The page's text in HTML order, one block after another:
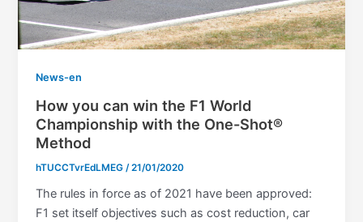
News-en
How you can win the F1 World
Championship with the One-Shot®
Method
hTUCCTvrEdLMEG /21/01/2020
The rules in force as of 2021 have been approved:
F1 set itself objectives such as cost reduction, car